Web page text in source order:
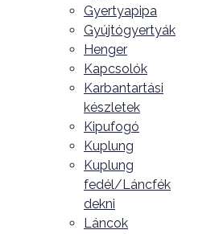
Gyertyapipa
Gyújtógyertyák
Henger
Kapcsolók
Karbantartási
készletek
Kipufogó
Kuplung
Kuplung
fedél/Láncfék
dekni
Láncok